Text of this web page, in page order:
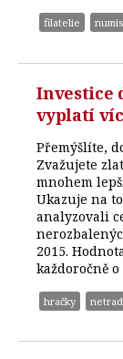
filatelie
Investice
vyplatí
Přemýšlíte,
Zvažujete
mnohem
Ukazuje na
analyzovali
2015.
každoročně
hračky